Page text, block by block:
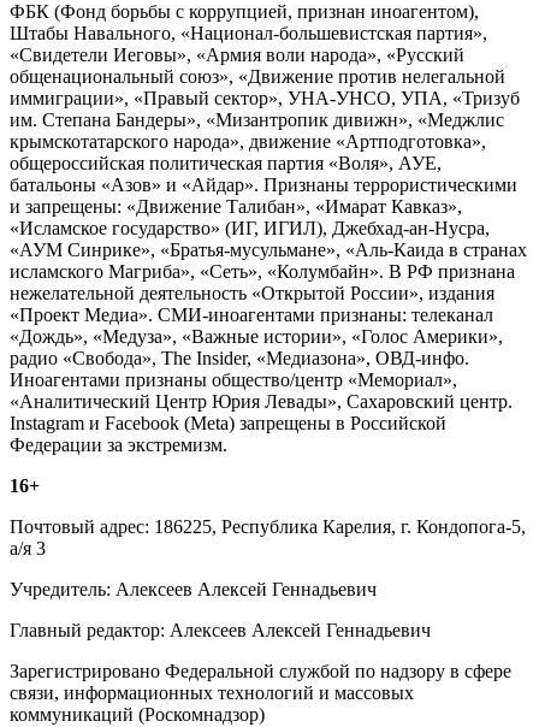
ФБК (Фонд борьбы с коррупцией, признан иноагентом),
Штабы Навального, «Национал-большевистская партия»,
«Свидетели Иеговы», «Армия воли народа», «Русский
общенациональный союз», «Движение против нелегальной
иммиграции», «Правый сектор», УНА-УНСО, УПА, «Тризуб
им. Степана Бандеры», «Мизантропик дивижн», «Меджлис
крымскотатарского народа», движение «Артподготовка»,
общероссийская политическая партия «Воля», АУЕ,
батальоны «Азов» и «Айдар». Признаны террористическими
и запрещены: «Движение Талибан», «Имарат Кавказ»,
«Исламское государство» (ИГ, ИГИЛ), Джебхад-ан-Нусра,
«АУМ Синрике», «Братья-мусульмане», «Аль-Каида в странах
исламского Магриба», «Сеть», «Колумбайн». В РФ признана
нежелательной деятельность «Открытой России», издания
«Проект Медиа». СМИ-иноагентами признаны: телеканал
«Дождь», «Медуза», «Важные истории», «Голос Америки»,
радио «Свобода», The Insider, «Медиазона», ОВД-инфо.
Иноагентами признаны общество/центр «Мемориал»,
«Аналитический Центр Юрия Левады», Сахаровский центр.
Instagram и Facebook (Metа) запрещены в Российской
Федерации за экстремизм.
16+
Почтовый адрес: 186225, Республика Карелия, г. Кондопога-5,
а/я 3
Учредитель: Алексеев Алексей Геннадьевич
Главный редактор: Алексеев Алексей Геннадьевич
Зарегистрировано Федеральной службой по надзору в сфере
связи, информационных технологий и массовых
коммуникаций (Роскомнадзор)